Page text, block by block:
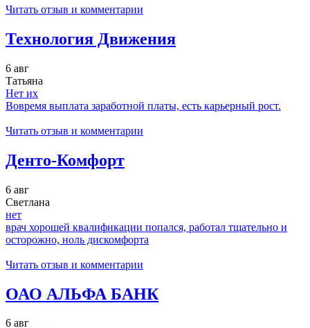
Читать отзыв и комментарии
Технология Движения
6 авг
Татьяна
Нет их
Вовремя выплата заработной платы, есть карьерный рост.
Читать отзыв и комментарии
Денто-Комфорт
6 авг
Светлана
нет
врач хорошей квалификации попался, работал тщательно и
осторожно, ноль дискомфорта
Читать отзыв и комментарии
ОАО АЛЬФА БАНК
6 авг